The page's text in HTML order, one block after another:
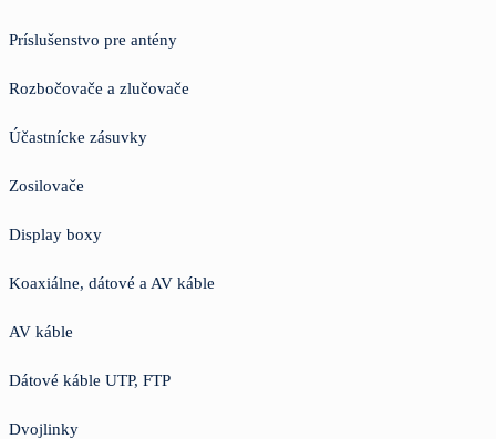
Príslušenstvo pre antény
Rozbočovače a zlučovače
Účastnícke zásuvky
Zosilovače
Display boxy
Koaxiálne, dátové a AV káble
AV káble
Dátové káble UTP, FTP
Dvojlinky